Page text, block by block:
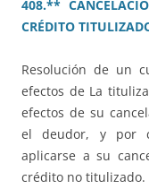
408.**
CRÉDITO
Resolución de un
efectos de La
efectos de su
el deudor, y por
aplicarse a su
crédito no titulizado.